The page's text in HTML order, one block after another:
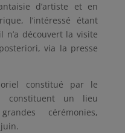
d’artiste et en
l’intéressé étant
n’a découvert la visite
via la presse
constitué par le
constituent un lieu
cérémonies,